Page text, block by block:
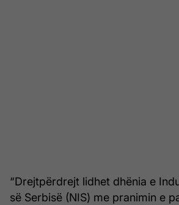
“Drejtpërdrejt lidhet dhënia e
së Serbisë (NIS) me pranimin e